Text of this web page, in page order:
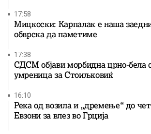
17:58
Мицкоски: Карпалак е наша
обврска да паметиме
17:38
СДСМ објави морбидна црно-бела
умреница за Стоиљковиќ
16:10
Река од возила и „дремење“ до
Евзони за влез во Грција